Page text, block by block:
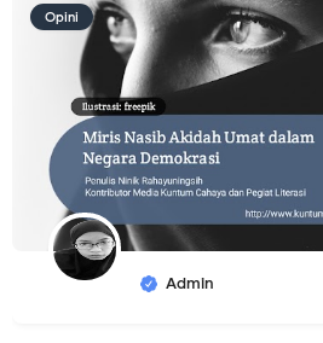
Opini
Admin